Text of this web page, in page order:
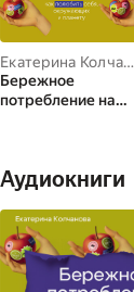
Екатерина Колчанова
Бережное
потребление на
планету
Аудиокниги